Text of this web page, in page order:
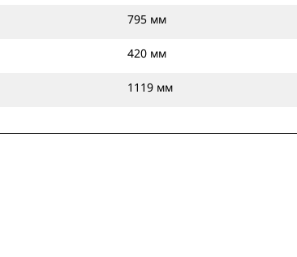
795 мм
420 мм
1119 мм